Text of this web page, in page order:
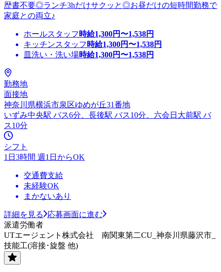
歴書不要◎ランチ3hだけサクッと◎お昼だけの短時間勤務で
家庭との両立♪
ホールスタッフ 時給1,300円〜1,538円
キッチンスタッフ 時給1,300円〜1,538円
皿洗い・洗い場時給1,300円〜1,538円
勤務地
面接地
神奈川県横浜市泉区ゆめが丘31番地
いずみ中央駅 バス6分、長後駅 バス10分、六会日大前駅 バ
ス10分
シフト
1日3時間 週1日からOK
交通費支給
未経験OK
まかないあり
詳細を見る
応募画面に進む
派遣労働者
UTエージェント株式会社 南関東第二CU_神奈川県藤沢市_
技能工(溶接･旋盤 他)